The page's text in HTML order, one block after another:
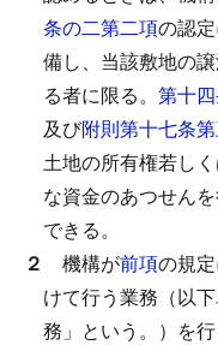
条の二第二項の認
備し、当該敷地の
る者に限る。 第十
及び附則第十七条
土地の所有権若し
な資金のあつせん
できる。
２ 機構が前項の規
けて行う業務（以
務」という。）を行